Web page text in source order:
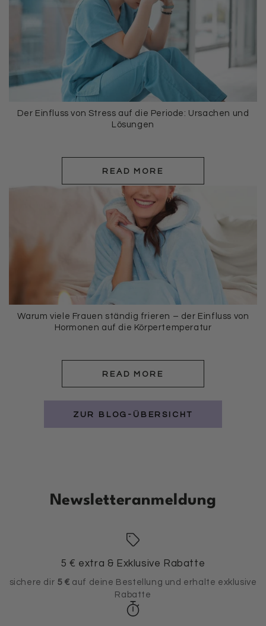
Der Einfluss von Stress auf die Periode: Ursachen und
Lösungen
READ MORE
Warum viele Frauen ständig frieren – der Einfluss von
Hormonen auf die Körpertemperatur
READ MORE
ZUR BLOG-ÜBERSICHT
Newsletteranmeldung
5 € extra & Exklusive Rabatte
sichere dir 5 € auf deine Bestellung und erhalte exklusive
Rabatte